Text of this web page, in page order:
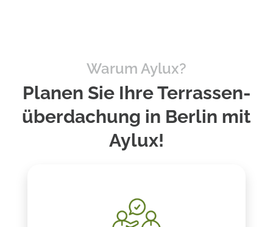
Warum Aylux?
Planen Sie Ihre Terrassen­
überdachung in Berlin mit
Aylux!